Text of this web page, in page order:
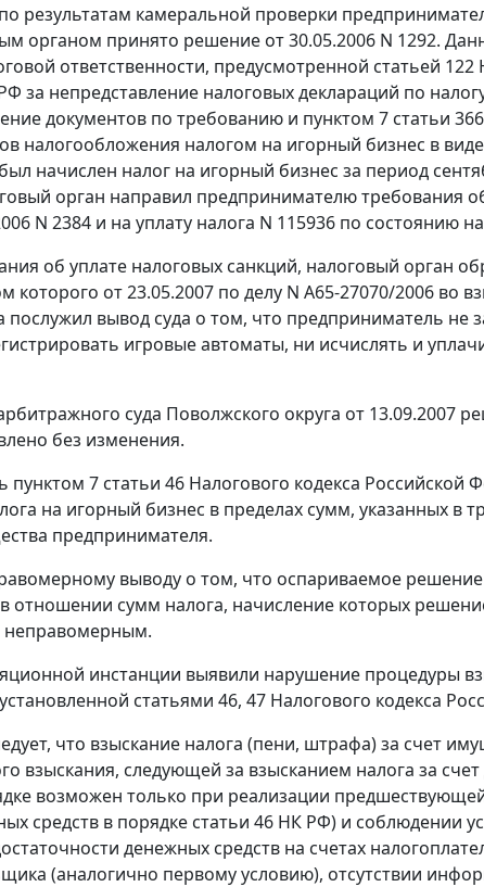
результатам камеральной проверки
органом принято решение от 30.05.2006 N 1292.
ответственности, предусмотренной статьей 122
за непредставление налоговых деклараций по
документов по требованию и пунктом 7 статьи 366
налогообложения налогом на игорный бизнес в
начислен налог на игорный бизнес за период
орган направил предпринимателю требования
N 2384 и на уплату налога N 115936 по состоянию
об уплате налоговых санкций, налоговый орган
которого от 23.05.2007 по делу N А65-27070/2006 во
послужил вывод суда о том, что предприниматель не
игровые автоматы, ни исчислять и
суда Поволжского округа от 13.09.2007
без изменения.
пунктом 7 статьи 46 Налогового кодекса
на игорный бизнес в пределах сумм, указанных в
предпринимателя.
выводу о том, что оспариваемое решение
отношении сумм налога, начисление которых
неправомерным.
инстанции выявили нарушение процедуры
статьями 46, 47 Налогового кодекса
что взыскание налога (пени, штрафа) за счет
взыскания, следующей за взысканием налога за
возможен только при реализации
средств в порядке статьи 46 НК РФ) и соблюдении
денежных средств на счетах
(аналогично первому условию), отсутствии